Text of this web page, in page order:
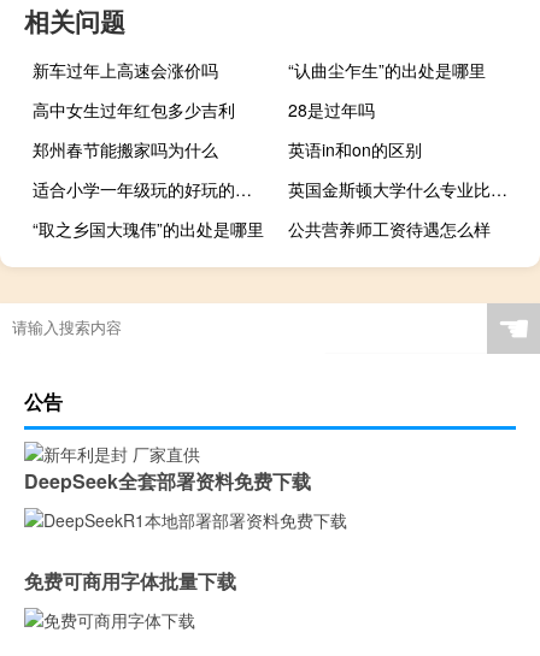
相关问题
新车过年上高速会涨价吗
“认曲尘乍生”的出处是哪里
高中女生过年红包多少吉利
28是过年吗
郑州春节能搬家吗为什么
英语in和on的区别
适合小学一年级玩的好玩的室内游戏
英国金斯顿大学什么专业比较好
“取之乡国大瑰伟”的出处是哪里
公共营养师工资待遇怎么样
☚
公告
DeepSeek全套部署资料免费下载
免费可商用字体批量下载